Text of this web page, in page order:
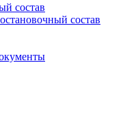
состав
состав